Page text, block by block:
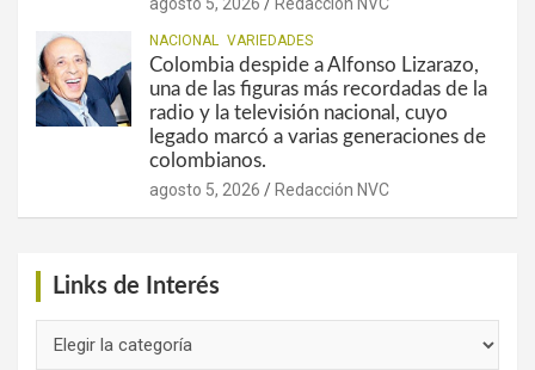
NACIONAL VARIEDADES
Colombia despide a Alfonso Lizarazo,
una de las figuras más recordadas de la
radio y la televisión nacional, cuyo
legado marcó a varias generaciones de
colombianos.
agosto 5, 2026 Redacción NVC
Links de Interés